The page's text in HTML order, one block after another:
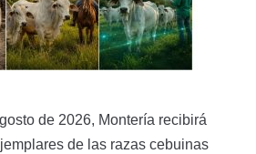
de 2026, Montería recibirá
de las razas cebuinas